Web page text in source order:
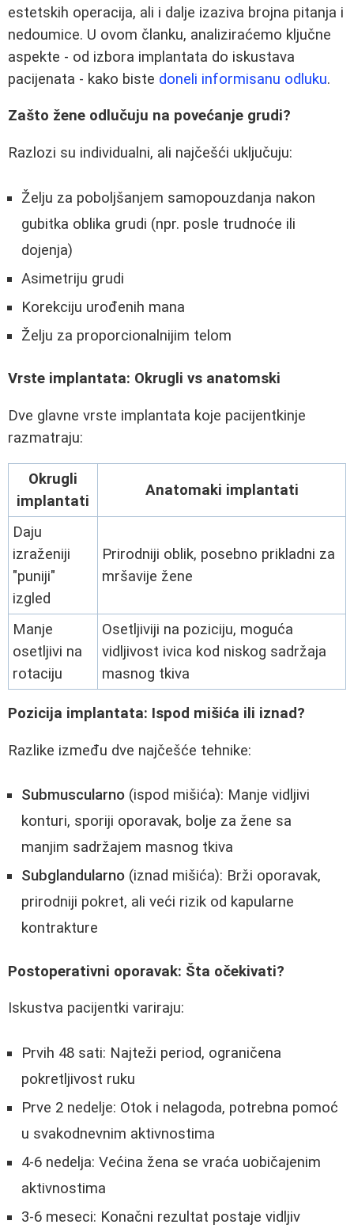
estetskih operacija, ali i dalje izaziva brojna pitanja i
nedoumice. U ovom članku, analiziraćemo ključne
aspekte - od izbora implantata do iskustava
pacijenata - kako biste doneli informisanu odluku.
Zašto žene odlučuju na povećanje grudi?
Razlozi su individualni, ali najčešći uključuju:
Želju za poboljšanjem samopouzdanja nakon
gubitka oblika grudi (npr. posle trudnoće ili
dojenja)
Asimetriju grudi
Korekciju urođenih mana
Želju za proporcionalnijim telom
Vrste implantata: Okrugli vs anatomski
Dve glavne vrste implantata koje pacijentkinje
razmatraju:
Okrugli
implantati
Anatomaki implantati
Daju
izraženiji
"puniji"
izgled
Prirodniji oblik, posebno prikladni za
mršavije žene
Manje
osetljivi na
rotaciju
Osetljiviji na poziciju, moguća
vidljivost ivica kod niskog sadržaja
masnog tkiva
Pozicija implantata: Ispod mišića ili iznad?
Razlike između dve najčešće tehnike:
Submuscularno (ispod mišića): Manje vidljivi
konturi, sporiji oporavak, bolje za žene sa
manjim sadržajem masnog tkiva
Subglandularno (iznad mišića): Brži oporavak,
prirodniji pokret, ali veći rizik od kapularne
kontrakture
Postoperativni oporavak: Šta očekivati?
Iskustva pacijentki variraju:
Prvih 48 sati: Najteži period, ograničena
pokretljivost ruku
Prve 2 nedelje: Otok i nelagoda, potrebna pomoć
u svakodnevnim aktivnostima
4-6 nedelja: Većina žena se vraća uobičajenim
aktivnostima
3-6 meseci: Konačni rezultat postaje vidljiv